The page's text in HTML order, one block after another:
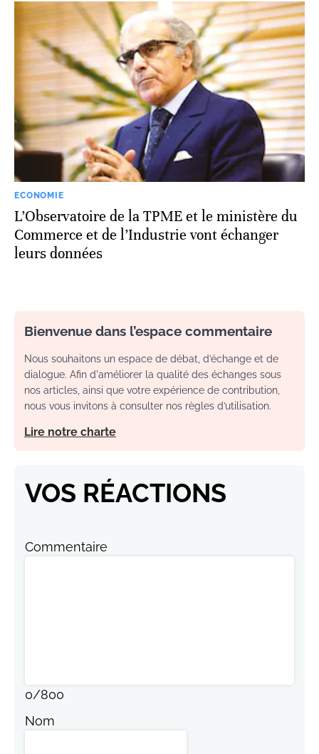
ECONOMIE
L’Observatoire de la TPME et le ministère du
Commerce et de l’Industrie vont échanger
leurs données
Bienvenue dans l’espace commentaire
Nous souhaitons un espace de débat, d’échange et de
dialogue. Afin d'améliorer la qualité des échanges sous
nos articles, ainsi que votre expérience de contribution,
nous vous invitons à consulter nos règles d’utilisation.
Lire notre charte
VOS RÉACTIONS
Commentaire
0/800
Nom